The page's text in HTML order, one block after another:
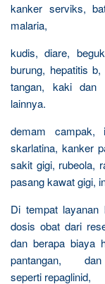
kanker serviks,
malaria,
kudis, diare,
burung, hepatitis
tangan, kaki dan
lainnya.
demam campak,
skarlatina, kanker
sakit gigi, rubeola,
pasang kawat gigi,
Di tempat layanan
dosis obat dari
dan berapa biaya
pantangan,
seperti repaglinid,